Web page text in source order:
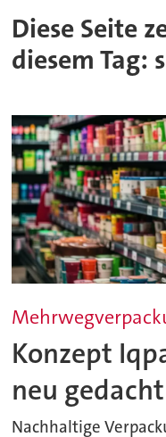
Diese Seite
diesem Tag:
Konzept
neu gedacht
Nachhaltige